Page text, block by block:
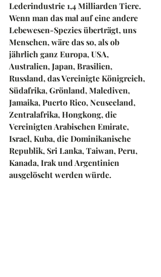
Lederindustrie 1,4 Milliarden Tiere.
Wenn man das mal auf eine andere
Lebewesen-Spezies überträgt, uns
Menschen, wäre das so, als ob
jährlich ganz Europa, USA,
Australien, Japan, Brasilien,
Russland, das Vereinigte Königreich,
Südafrika, Grönland, Malediven,
Jamaika, Puerto Rico, Neuseeland,
Zentralafrika, Hongkong, die
Vereinigten Arabischen Emirate,
Israel, Kuba, die Dominikanische
Republik, Sri Lanka, Taiwan, Peru,
Kanada, Irak und Argentinien
ausgelöscht werden würde.